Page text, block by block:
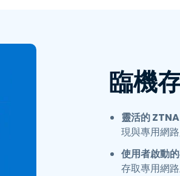
臨機
靈活的 ZTNA
現與專用網
使用者啟動
存取專用網路